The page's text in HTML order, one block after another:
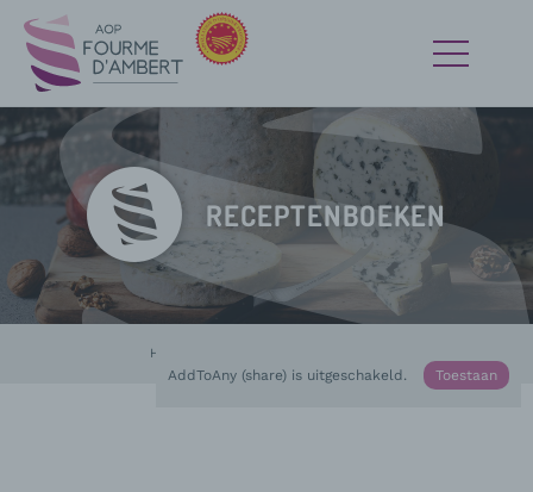
RECEPTENBOEKEN
Home
AddToAny (share) is uitgeschakeld. Toestaan